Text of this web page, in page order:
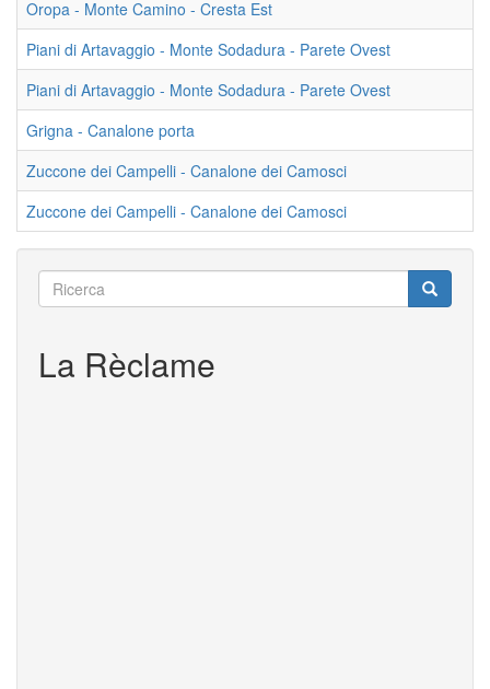
Oropa - Monte Camino - Cresta Est
Piani di Artavaggio - Monte Sodadura - Parete Ovest
Piani di Artavaggio - Monte Sodadura - Parete Ovest
Grigna - Canalone porta
Zuccone dei Campelli - Canalone dei Camosci
Zuccone dei Campelli - Canalone dei Camosci
Ricerca
Ricerca Ricerca
La Rèclame